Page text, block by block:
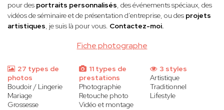
Fiche photographe
pour des portraits personnalisés, des événements spéciaux, des
vidéos de séminaire et de présentation d’entreprise, ou des projets
artistiques, je suis là pour vous. Contactez-moi.
27 types de
photos
Boudoir / Lingerie
Mariage
Grossesse
11 types de
prestations
Photographie
Retouche photo
Vidéo et montage
3 styles
Artistique
Traditionnel
Lifestyle